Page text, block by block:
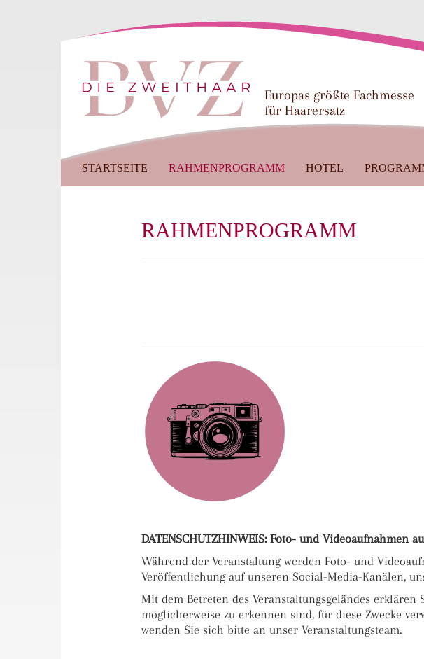
Europas größte Fachmesse
für Haarersatz
STARTSEITE RAHMENPROGRAMM HOTEL
RAHMENPROGRAMM
DATENSCHUTZHINWEIS: Foto- und Videoaufnahmen
Während der Veranstaltung werden Foto- und
Veröffentlichung auf unseren Social-Media-Kanälen,
Mit dem Betreten des Veranstaltungsgeländes
möglicherweise zu erkennen sind, für diese Zwecke
wenden Sie sich bitte an unser Veranstaltungsteam.